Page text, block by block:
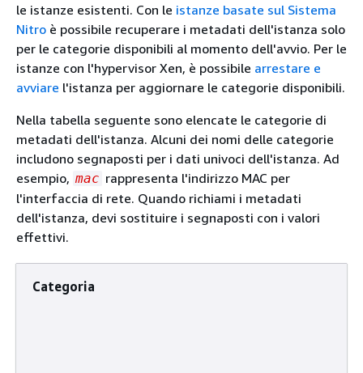
le istanze esistenti. Con le istanze basate sul Sistema
Nitro è possibile recuperare i metadati dell'istanza solo
per le categorie disponibili al momento dell'avvio. Per le
istanze con l'hypervisor Xen, è possibile arrestare e
avviare l'istanza per aggiornare le categorie disponibili.
Nella tabella seguente sono elencate le categorie di
metadati dell'istanza. Alcuni dei nomi delle categorie
includono segnaposti per i dati univoci dell'istanza. Ad
esempio, mac rappresenta l'indirizzo MAC per
l'interfaccia di rete. Quando richiami i metadati
dell'istanza, devi sostituire i segnaposti con i valori
effettivi.
Categoria